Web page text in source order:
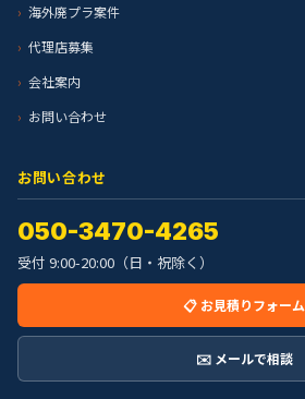
海外廃プラ案件
代理店募集
会社案内
お問い合わせ
お問い合わせ
050-3470-4265
受付 9:00-20:00（日・祝除く）
📋 お見積りフォーム
✉️ メールで相談